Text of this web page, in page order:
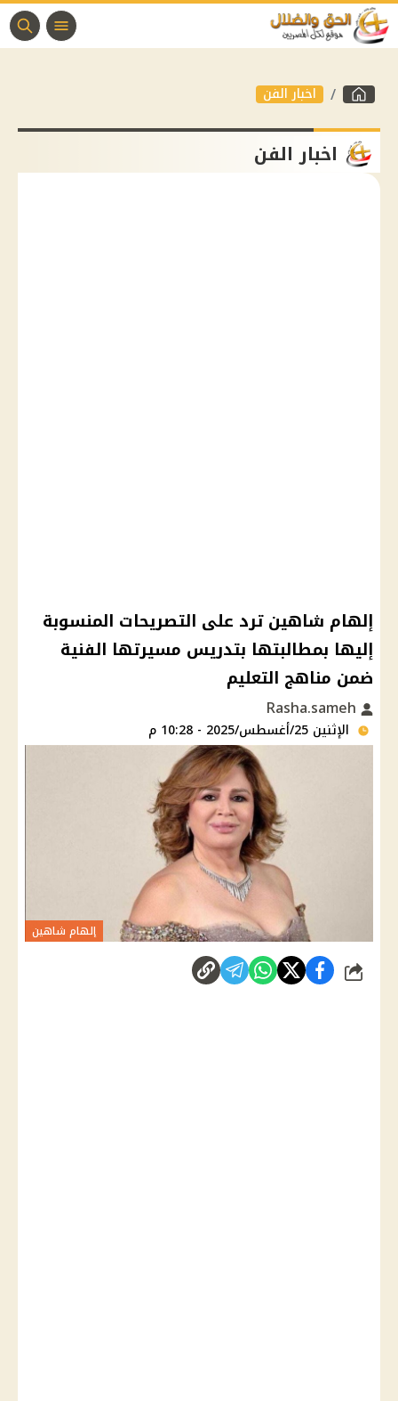
اخبار الفن
اخبار الفن
إلهام شاهين ترد على التصريحات المنسوبة
إليها بمطالبتها بتدريس مسيرتها الفنية
ضمن مناهج التعليم
الإثنين 25/أغسطس/2025 - 10:28 م
إلهام شاهين
شارك